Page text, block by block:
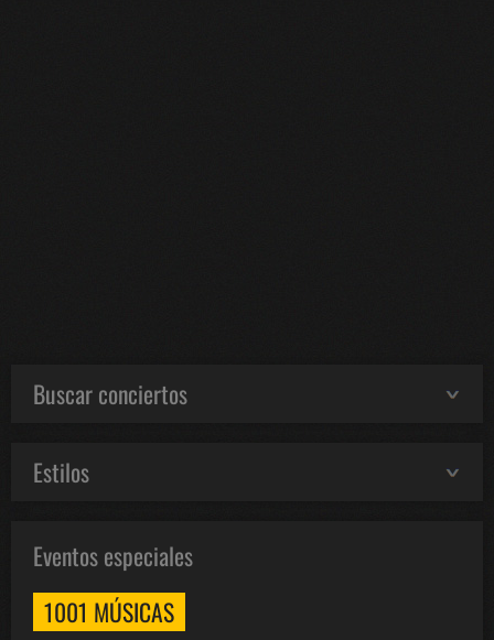
Buscar conciertos
Estilos
Eventos especiales
1001 MÚSICAS